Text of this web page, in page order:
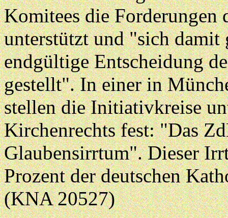
Komitees die Forderungen
unterstützt und "sich damit
endgültige Entscheidung
gestellt". In einer in
stellen die Initiativkreise
Kirchenrechts fest: "Das
Glaubensirrtum". Dieser
Prozent der deutschen
(KNA 20527)